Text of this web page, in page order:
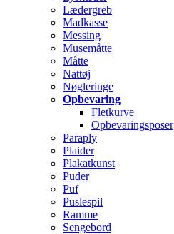
Lædergreb
Madkasse
Messing
Musemåtte
Måtte
Nattøj
Nøgleringe
Opbevaring
Fletkurve
Opbevaringsposer
Paraply
Plaider
Plakatkunst
Puder
Puf
Puslespil
Ramme
Sengebord